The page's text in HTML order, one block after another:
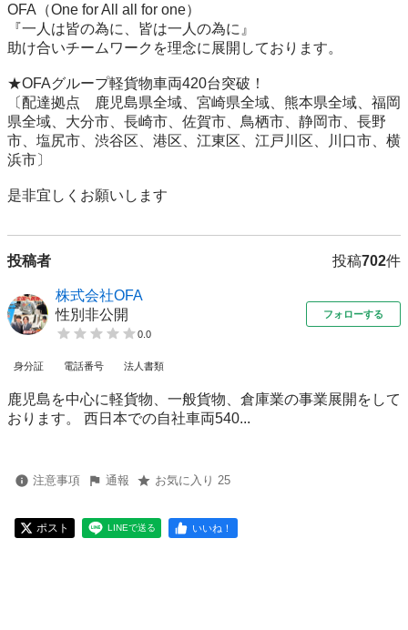
OFA（One for All all for one）
『一人は皆の為に、皆は一人の為に』
助け合いチームワークを理念に展開しております。
★OFAグループ軽貨物車両420台突破！
〔配達拠点　鹿児島県全域、宮崎県全域、熊本県全域、福岡
県全域、大分市、長崎市、佐賀市、鳥栖市、静岡市、長野
市、塩尻市、渋谷区、港区、江東区、江戸川区、川口市、横
浜市〕
是非宜しくお願いします
投稿者 投稿702件
株式会社OFA
性別非公開
0.0
フォローする
身分証 電話番号 法人書類
鹿児島を中心に軽貨物、一般貨物、倉庫業の事業展開をして
おります。 西日本での自社車両540...
注意事項 通報 お気に入り 25
ポスト LINEで送る いいね！